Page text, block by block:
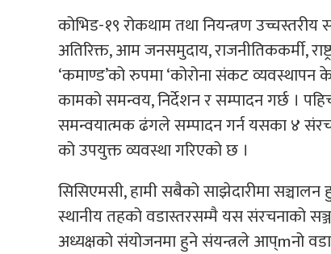
कोभिड-१९ रोकथाम तथा नियन्त्रण
अतिरिक्त, आम जनसमुदाय, राजनीतिककर्मी,
‘कमाण्ड’को रुपमा ‘कोरोना संकट व्यवस्थापन
कामको समन्वय, निर्देशन र सम्पादन गर्छ ।
समन्वयात्मक ढंगले सम्पादन गर्न यसका ४
को उपयुक्त व्यवस्था गरिएको छ ।
सिसिएमसी, हामी सबैको साझेदारीमा
स्थानीय तहको वडास्तरसम्मै यस संरचनाको
अध्यक्षको संयोजनमा हुने संयन्त्रले आप्mनो